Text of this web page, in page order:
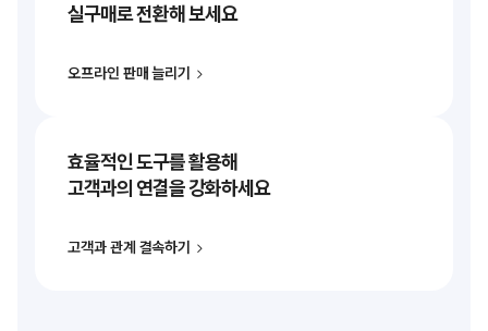
실구매로 전환해 보세요
오프라인 판매 늘리기
효율적인 도구를 활용해
고객과의 연결을 강화하세요
고객과 관계 결속하기